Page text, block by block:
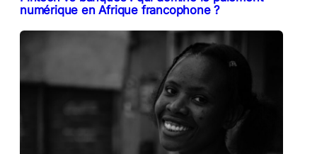
numérique en Afrique francophone ?